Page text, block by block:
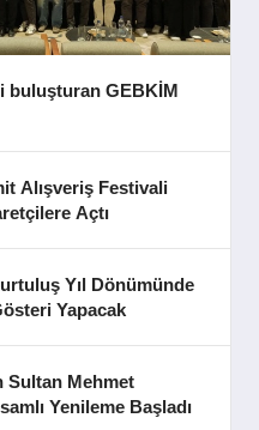
buluşturan GEBKİM
Alışveriş Festivali
Açtı
Yıl Dönümünde
Yapacak
Sultan Mehmet
Yenileme Başladı